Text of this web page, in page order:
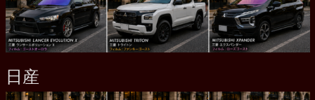
日産